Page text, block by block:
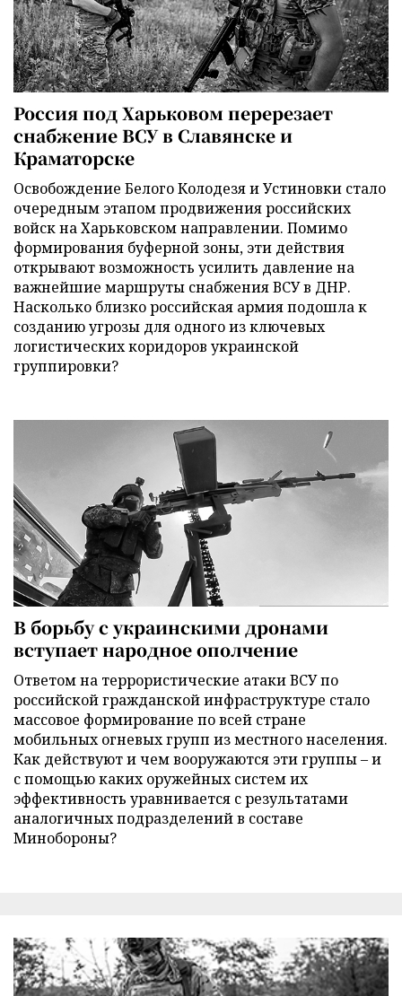
Россия под Харьковом перерезает
снабжение ВСУ в Славянске и
Краматорске
Освобождение Белого Колодезя и Устиновки стало
очередным этапом продвижения российских
войск на Харьковском направлении. Помимо
формирования буферной зоны, эти действия
открывают возможность усилить давление на
важнейшие маршруты снабжения ВСУ в ДНР.
Насколько близко российская армия подошла к
созданию угрозы для одного из ключевых
логистических коридоров украинской
группировки?
В борьбу с украинскими дронами
вступает народное ополчение
Ответом на террористические атаки ВСУ по
российской гражданской инфраструктуре стало
массовое формирование по всей стране
мобильных огневых групп из местного населения.
Как действуют и чем вооружаются эти группы – и
с помощью каких оружейных систем их
эффективность уравнивается с результатами
аналогичных подразделений в составе
Минобороны?